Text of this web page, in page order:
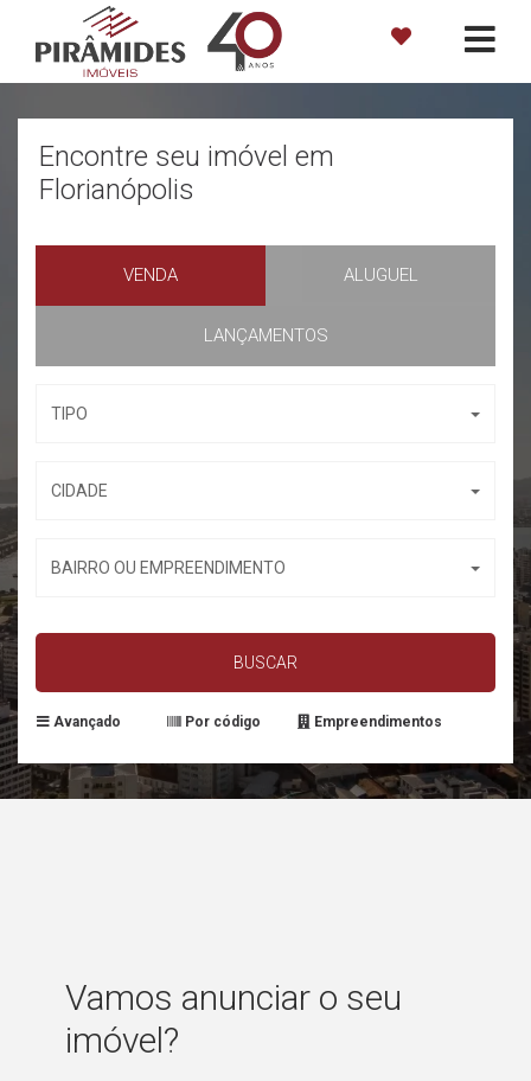
Encontre seu imóvel em
Florianópolis
VENDA ALUGUEL
LANÇAMENTOS
TIPO
CIDADE
BAIRRO OU EMPREENDIMENTO
BUSCAR
Avançado Por código Empreendimentos
Vamos anunciar o seu
imóvel?